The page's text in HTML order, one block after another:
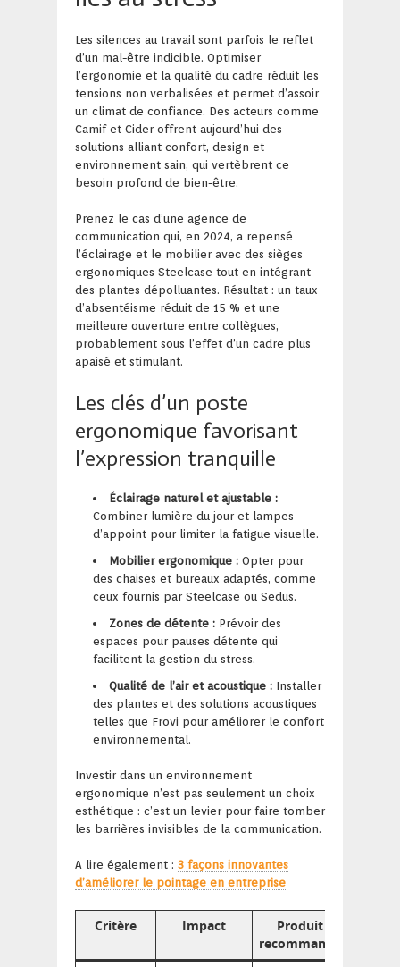
Les silences au travail sont parfois le reflet
d’un mal-être indicible. Optimiser
l’ergonomie et la qualité du cadre réduit les
tensions non verbalisées et permet d’assoir
un climat de confiance. Des acteurs comme
Camif et Cider offrent aujourd’hui des
solutions alliant confort, design et
environnement sain, qui vertèbrent ce
besoin profond de bien-être.
Prenez le cas d’une agence de
communication qui, en 2024, a repensé
l’éclairage et le mobilier avec des sièges
ergonomiques Steelcase tout en intégrant
des plantes dépolluantes. Résultat : un taux
d’absentéisme réduit de 15 % et une
meilleure ouverture entre collègues,
probablement sous l’effet d’un cadre plus
apaisé et stimulant.
Les clés d’un poste
ergonomique favorisant
l’expression tranquille
Éclairage naturel et ajustable :
Combiner lumière du jour et lampes
d’appoint pour limiter la fatigue visuelle.
Mobilier ergonomique : Opter pour
des chaises et bureaux adaptés, comme
ceux fournis par Steelcase ou Sedus.
Zones de détente : Prévoir des
espaces pour pauses détente qui
facilitent la gestion du stress.
Qualité de l’air et acoustique : Installer
des plantes et des solutions acoustiques
telles que Frovi pour améliorer le confort
environnemental.
Investir dans un environnement
ergonomique n’est pas seulement un choix
esthétique : c’est un levier pour faire tomber
les barrières invisibles de la communication.
A lire également : 3 façons innovantes
d’améliorer le pointage en entreprise
Critère Impact
Produit
recommandé